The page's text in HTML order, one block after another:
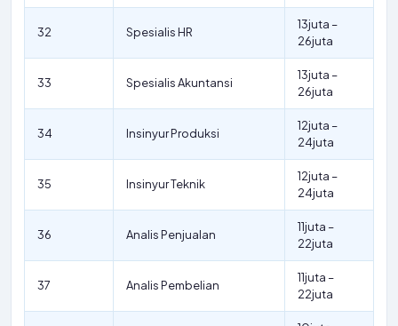
32 Spesialis HR
13juta –
26juta
33 Spesialis Akuntansi
13juta –
26juta
34 Insinyur Produksi
12juta –
24juta
35 Insinyur Teknik
12juta –
24juta
36 Analis Penjualan
11juta –
22juta
37 Analis Pembelian
11juta –
22juta